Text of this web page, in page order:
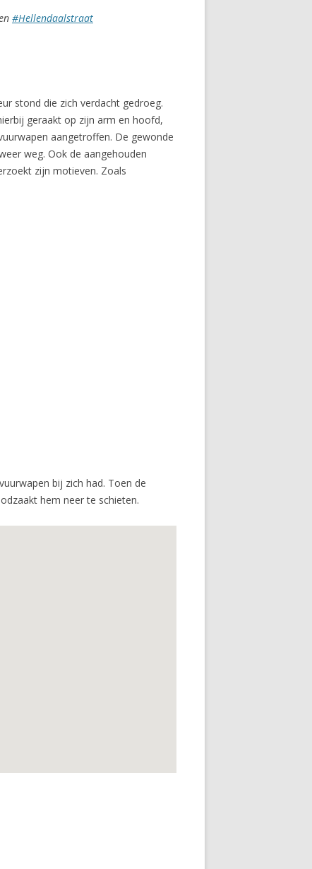
#Hellendaalstraat
stond die zich verdacht gedroeg.
geraakt op zijn arm en hoofd,
aangetroffen. De gewonde
weg. Ook de aangehouden
zijn motieven. Zoals
bij zich had. Toen de
hem neer te schieten.